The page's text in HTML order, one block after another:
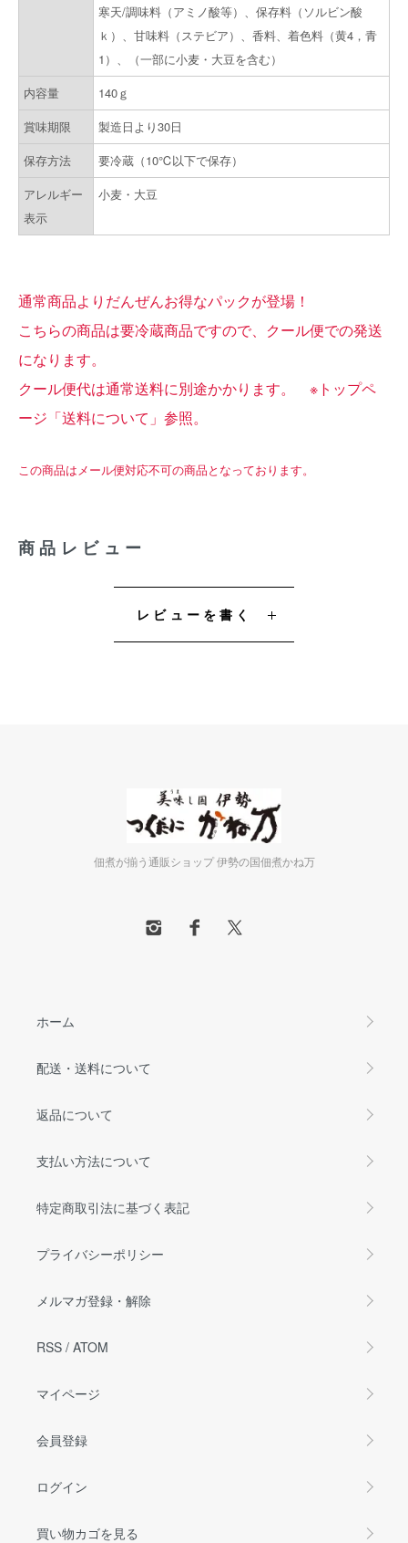
寒天/調味料（アミノ酸等）、保存料（ソルビン酸
ｋ）、甘味料（ステビア）、香料、着色料（黄4，青
1）、（一部に小麦・大豆を含む）
内容量
140ｇ
賞味期限
製造日より30日
保存方法
要冷蔵（10℃以下で保存）
アレルギー
表示
小麦・大豆
通常商品よりだんぜんお得なパックが登場！
こちらの商品は要冷蔵商品ですので、クール便での発送
になります。
クール便代は通常送料に別途かかります。 ※トップペ
ージ「送料について」参照。
この商品はメール便対応不可の商品となっております。
商品レビュー
レビューを書く
佃煮が揃う通販ショップ 伊勢の国佃煮かね万
ホーム
配送・送料について
返品について
支払い方法について
特定商取引法に基づく表記
プライバシーポリシー
メルマガ登録・解除
RSS / ATOM
マイページ
会員登録
ログイン
買い物カゴを見る